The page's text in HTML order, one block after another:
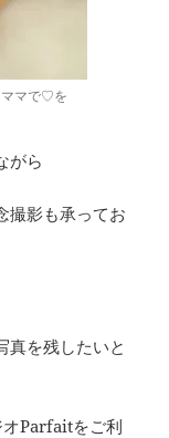
ママで♡を
がら
撮影も承ってお
真を残したいと
オParfaitをご利